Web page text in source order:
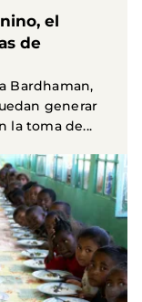
el
de
Bardhaman,
generar
la toma de...